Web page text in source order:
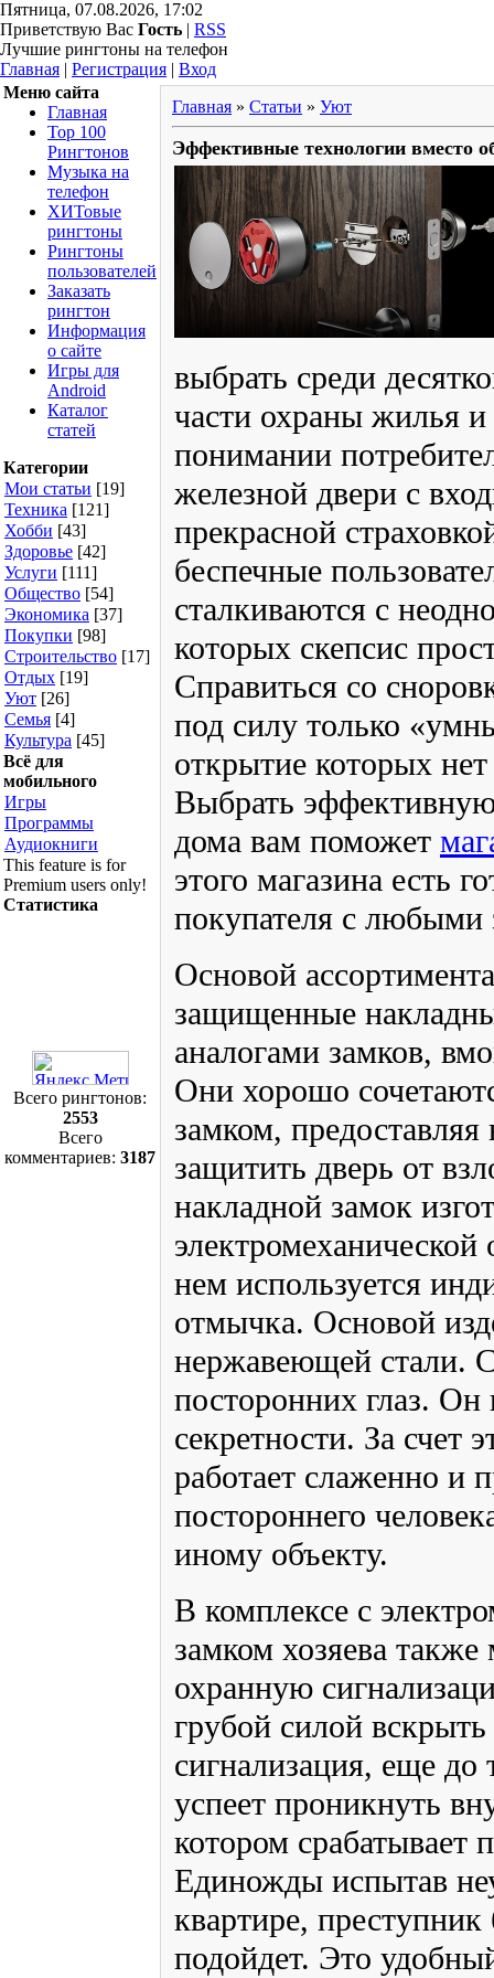
Пятница, 07.08.2026, 17:02
Приветствую Вас Гость | RSS
Лучшие рингтоны на телефон
Главная | Регистрация | Вход
Меню сайта
Главная
Top 100
Рингтонов
Музыка на
телефон
ХИТовые
рингтоны
Рингтоны
пользователей
Заказать
рингтон
Информация
о сайте
Игры для
Android
Каталог
статей
Категории
Мои статьи [19]
Техника [121]
Хобби [43]
Здоровье [42]
Услуги [111]
Общество [54]
Экономика [37]
Покупки [98]
Строительство [17]
Отдых [19]
Уют [26]
Семья [4]
Культура [45]
Всё для
мобильного
Игры
Программы
Аудиокниги
This feature is for
Premium users only!
Статистика
Всего рингтонов:
2553
Всего
комментариев: 3187
Главная » Статьи » Уют
Эффективные технологии вместо
выбрать среди
части охраны жилья
понимании
железной двери с
прекрасной
беспечные
сталкиваются с
которых скепсис
Справиться со
под силу только
открытие которых
Выбрать
дома вам поможет
этого магазина есть
покупателя с любыми
Основой
защищенные
аналогами замков,
Они хорошо
замком,
защитить дверь от
накладной замок
нем используется
отмычка. Основой
нержавеющей стали.
посторонних глаз.
секретности. За счет
работает слаженно и
постороннего
иному объекту.
В комплексе с
замком хозяева также
охранную
грубой силой
сигнализация, еще до
успеет проникнуть
котором срабатывает
Единожды испытав
квартире,
подойдет. Это